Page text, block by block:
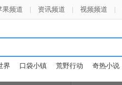
果频道 资讯频道 视频频道
界 口袋小镇 荒野行动 奇热小说